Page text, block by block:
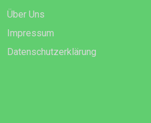
Über Uns
Impressum
Datenschutzerklärung